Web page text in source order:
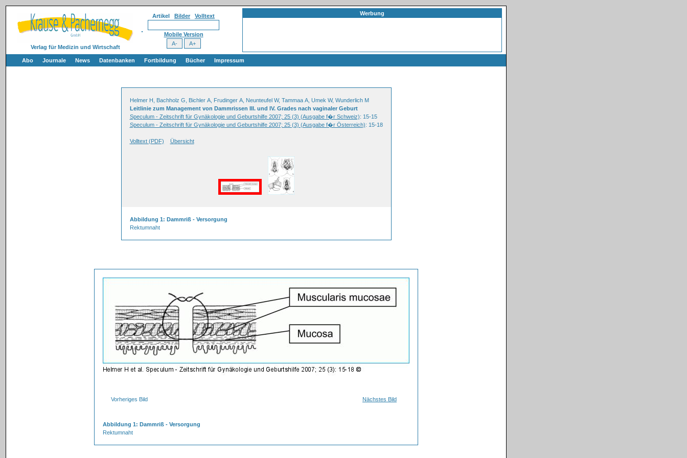
Verlag für Medizin und Wirtschaft
Artikel Bilder Volltext
Mobile Version
Werbung
Abo Journale News Datenbanken Fortbildung Bücher Impressum
Helmer H, Bachholz G, Bichler A, Frudinger A, Neunteufel W, Tammaa A, Umek W, Wunderlich M
Leitlinie zum Management von Dammrissen III. und IV. Grades nach vaginaler Geburt
Speculum - Zeitschrift für Gynäkologie und Geburtshilfe 2007; 25 (3) (Ausgabe f�r Schweiz): 15-15
Speculum - Zeitschrift für Gynäkologie und Geburtshilfe 2007; 25 (3) (Ausgabe f�r Österreich): 15-18
Volltext (PDF) Übersicht
Abbildung 1: Dammriß - Versorgung
Rektumnaht
Vorheriges Bild Nächstes Bild
Abbildung 1: Dammriß - Versorgung
Rektumnaht